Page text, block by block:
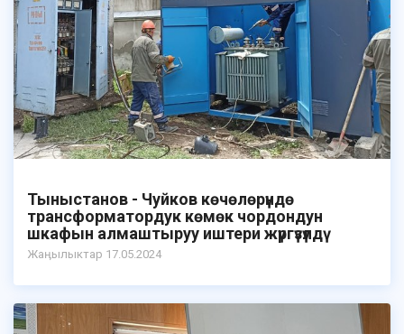
Тыныстанов - Чуйков көчөлөрүндө
трансформатордук көмөк чордондун
шкафын алмаштыруу иштери жүргүзүлдү
Жаӊылыктар 17.05.2024